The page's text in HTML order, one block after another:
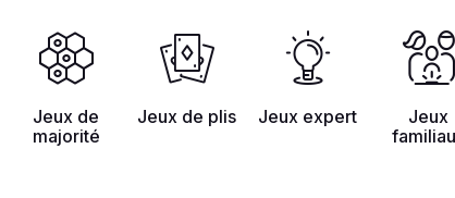
Jeux de
majorité
Jeux de plis Jeux expert
Jeux